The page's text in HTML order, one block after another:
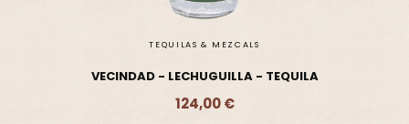
TEQUILAS & MEZCALS
VECINDAD - LECHUGUILLA - TEQUILA
124,00 €
Ajouter - 124,00 €